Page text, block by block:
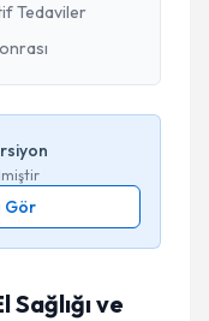
Tedaviler
Gör
ve